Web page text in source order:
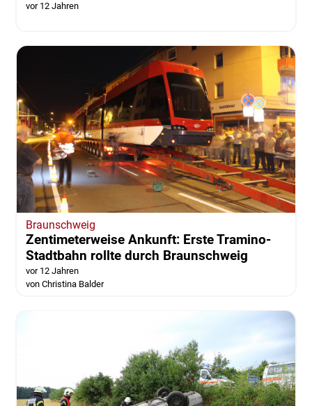
vor 12 Jahren
Braunschweig
Zentimeterweise Ankunft: Erste Tramino-
Stadtbahn rollte durch Braunschweig
vor 12 Jahren
von Christina Balder